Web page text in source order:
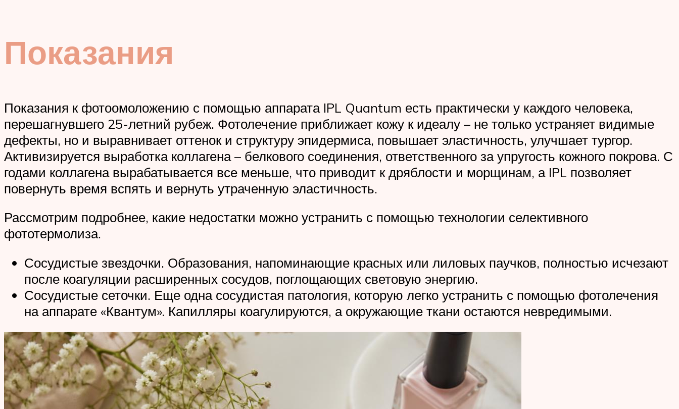
Показания
Показания к фотоомоложению с помощью аппарата IPL Quantum есть практически у каждого человека,
перешагнувшего 25-летний рубеж. Фотолечение приближает кожу к идеалу – не только устраняет видимые
дефекты, но и выравнивает оттенок и структуру эпидермиса, повышает эластичность, улучшает тургор.
Активизируется выработка коллагена – белкового соединения, ответственного за упругость кожного покрова. С
годами коллагена вырабатывается все меньше, что приводит к дряблости и морщинам, а IPL позволяет
повернуть время вспять и вернуть утраченную эластичность.
Рассмотрим подробнее, какие недостатки можно устранить с помощью технологии селективного
фототермолиза.
Сосудистые звездочки. Образования, напоминающие красных или лиловых паучков, полностью исчезают
после коагуляции расширенных сосудов, поглощающих световую энергию.
Сосудистые сеточки. Еще одна сосудистая патология, которую легко устранить с помощью фотолечения
на аппарате «Квантум». Капилляры коагулируются, а окружающие ткани остаются невредимыми.